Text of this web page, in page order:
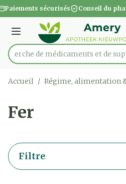
Aller au contenu
1 de 1
Paiements sécurisés Conseil du
Menu
Rechercher
Recherche de médicaments e
Accueil / Régime, alimentation
Fer
Filtre